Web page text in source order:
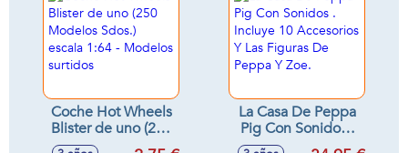
Coche Hot Wheels
Blister de uno (250
Modelos Sdos.)
La Casa De Peppa
Pig Con Sonidos .
Incluye 10